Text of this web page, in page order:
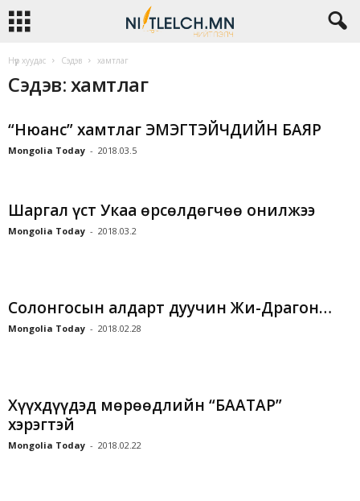
Нүүр хуудас Сэдэв хамтлаг
Сэдэв: хамтлаг
“Нюанс” хамтлаг ЭМЭГТЭЙЧҮҮДИЙН БАЯР
Mongolia Today - 2018.03.5
Шаргал үст Укаа өрсөлдөгчөө онилжээ
Mongolia Today - 2018.03.2
Солонгосын алдарт дуучин Жи-Драгон…
Mongolia Today - 2018.02.28
Xүүхдүүдэд мөрөөдлийн “БААТАР”
хэрэгтэй
Mongolia Today - 2018.02.22